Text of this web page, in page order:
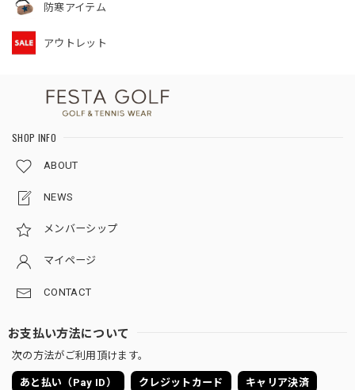
防寒アイテム
アウトレット
SHOP INFO
ABOUT
NEWS
メンバーシップ
マイページ
CONTACT
お支払い方法について
次の方法がご利用頂けます。
あと払い（Pay ID） クレジットカード キャリア決済